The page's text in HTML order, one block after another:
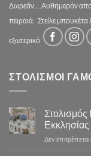
Δωρεάν....Αυθημερόν
πειραιά. Στείλε
εξωτερικό
ΣΤΟΛΙΣΜΟΙ
Δεν